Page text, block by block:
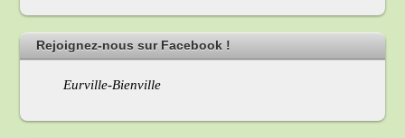
Rejoignez-nous sur Facebook !
Eurville-Bienville